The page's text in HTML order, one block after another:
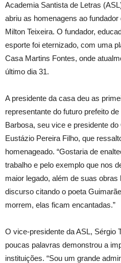
Academia Santista de Letras
abriu as homenagens ao
Milton Teixeira. O fundador,
esporte foi eternizado, com uma
Casa Martins Fontes, onde
último dia 31.
A presidente da casa deu as
representante do futuro prefeito
Barbosa, seu vice e presidente
Eustázio Pereira Filho, que
homenageado. “Gostaria de
trabalho e pelo exemplo que nos
maior legado, além de suas obras
discurso citando o poeta
morrem, elas ficam encantadas.”
O vice-presidente da ASL, Sérgio
poucas palavras demonstrou a
instituições. “Sou um grande